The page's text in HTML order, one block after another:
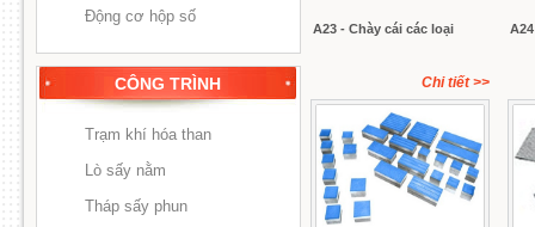
Động cơ hộp số
CÔNG TRÌNH
Trạm khí hóa than
Lò sấy nằm
Tháp sấy phun
A23 - Chày cái các loại
Chi tiết>>